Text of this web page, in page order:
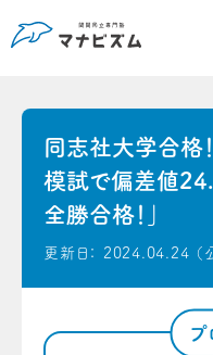
同志社大学合格
模試で偏差値
全勝合格！」
更新日： 2024.04.24 （
プ